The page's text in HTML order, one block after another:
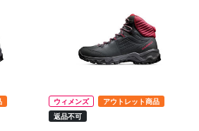
ウィメンズ
アウトレット商品
返品不可